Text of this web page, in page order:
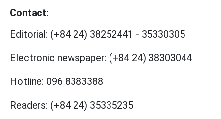
Contact:
Editorial: (+84 24) 38252441 - 35330305
Electronic newspaper: (+84 24) 38303044
Hotline: 096 8383388
Readers: (+84 24) 35335235